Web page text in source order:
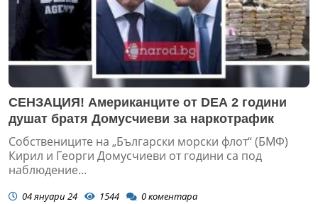
СЕНЗАЦИЯ! Американците от DEA 2 години
душат братя Домусчиеви за наркотрафик
Собствениците на „Български морски флот“ (БМФ)
Кирил и Георги Домусчиеви от години са под
наблюдение...
04 януари 24 1544 0коментара